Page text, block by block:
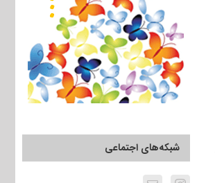
شبکه‌های اجتماعی